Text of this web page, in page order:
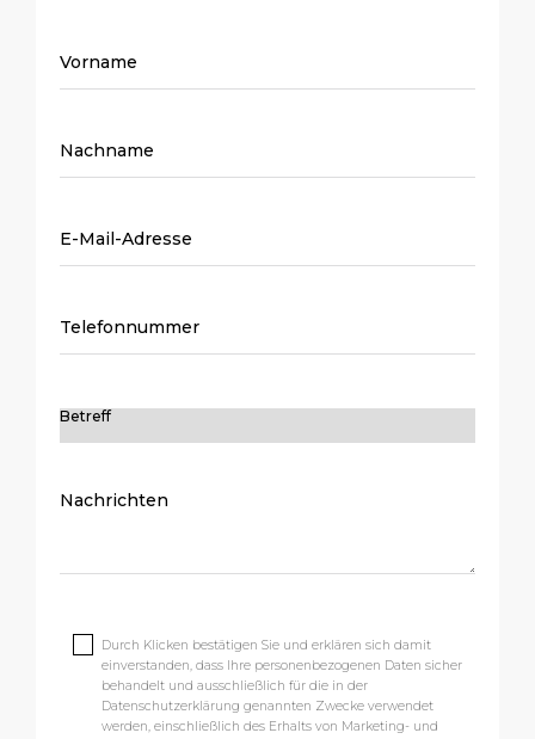
Durch Klicken bestätigen Sie und erklären sich damit
einverstanden, dass Ihre personenbezogenen Daten sicher
behandelt und ausschließlich für die in der
Datenschutzerklärung genannten Zwecke verwendet
werden, einschließlich des Erhalts von Marketing- und